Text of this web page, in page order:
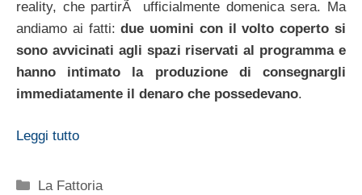
reality, che partirÃ ufficialmente domenica sera. Ma
andiamo ai fatti:due uomini con il volto coperto si
sono avvicinati agli spazi riservati al programma e
hanno intimato la produzione di consegnargli
immediatamente il denaro che possedevano.
Leggi tutto
Categorie
La Fattoria